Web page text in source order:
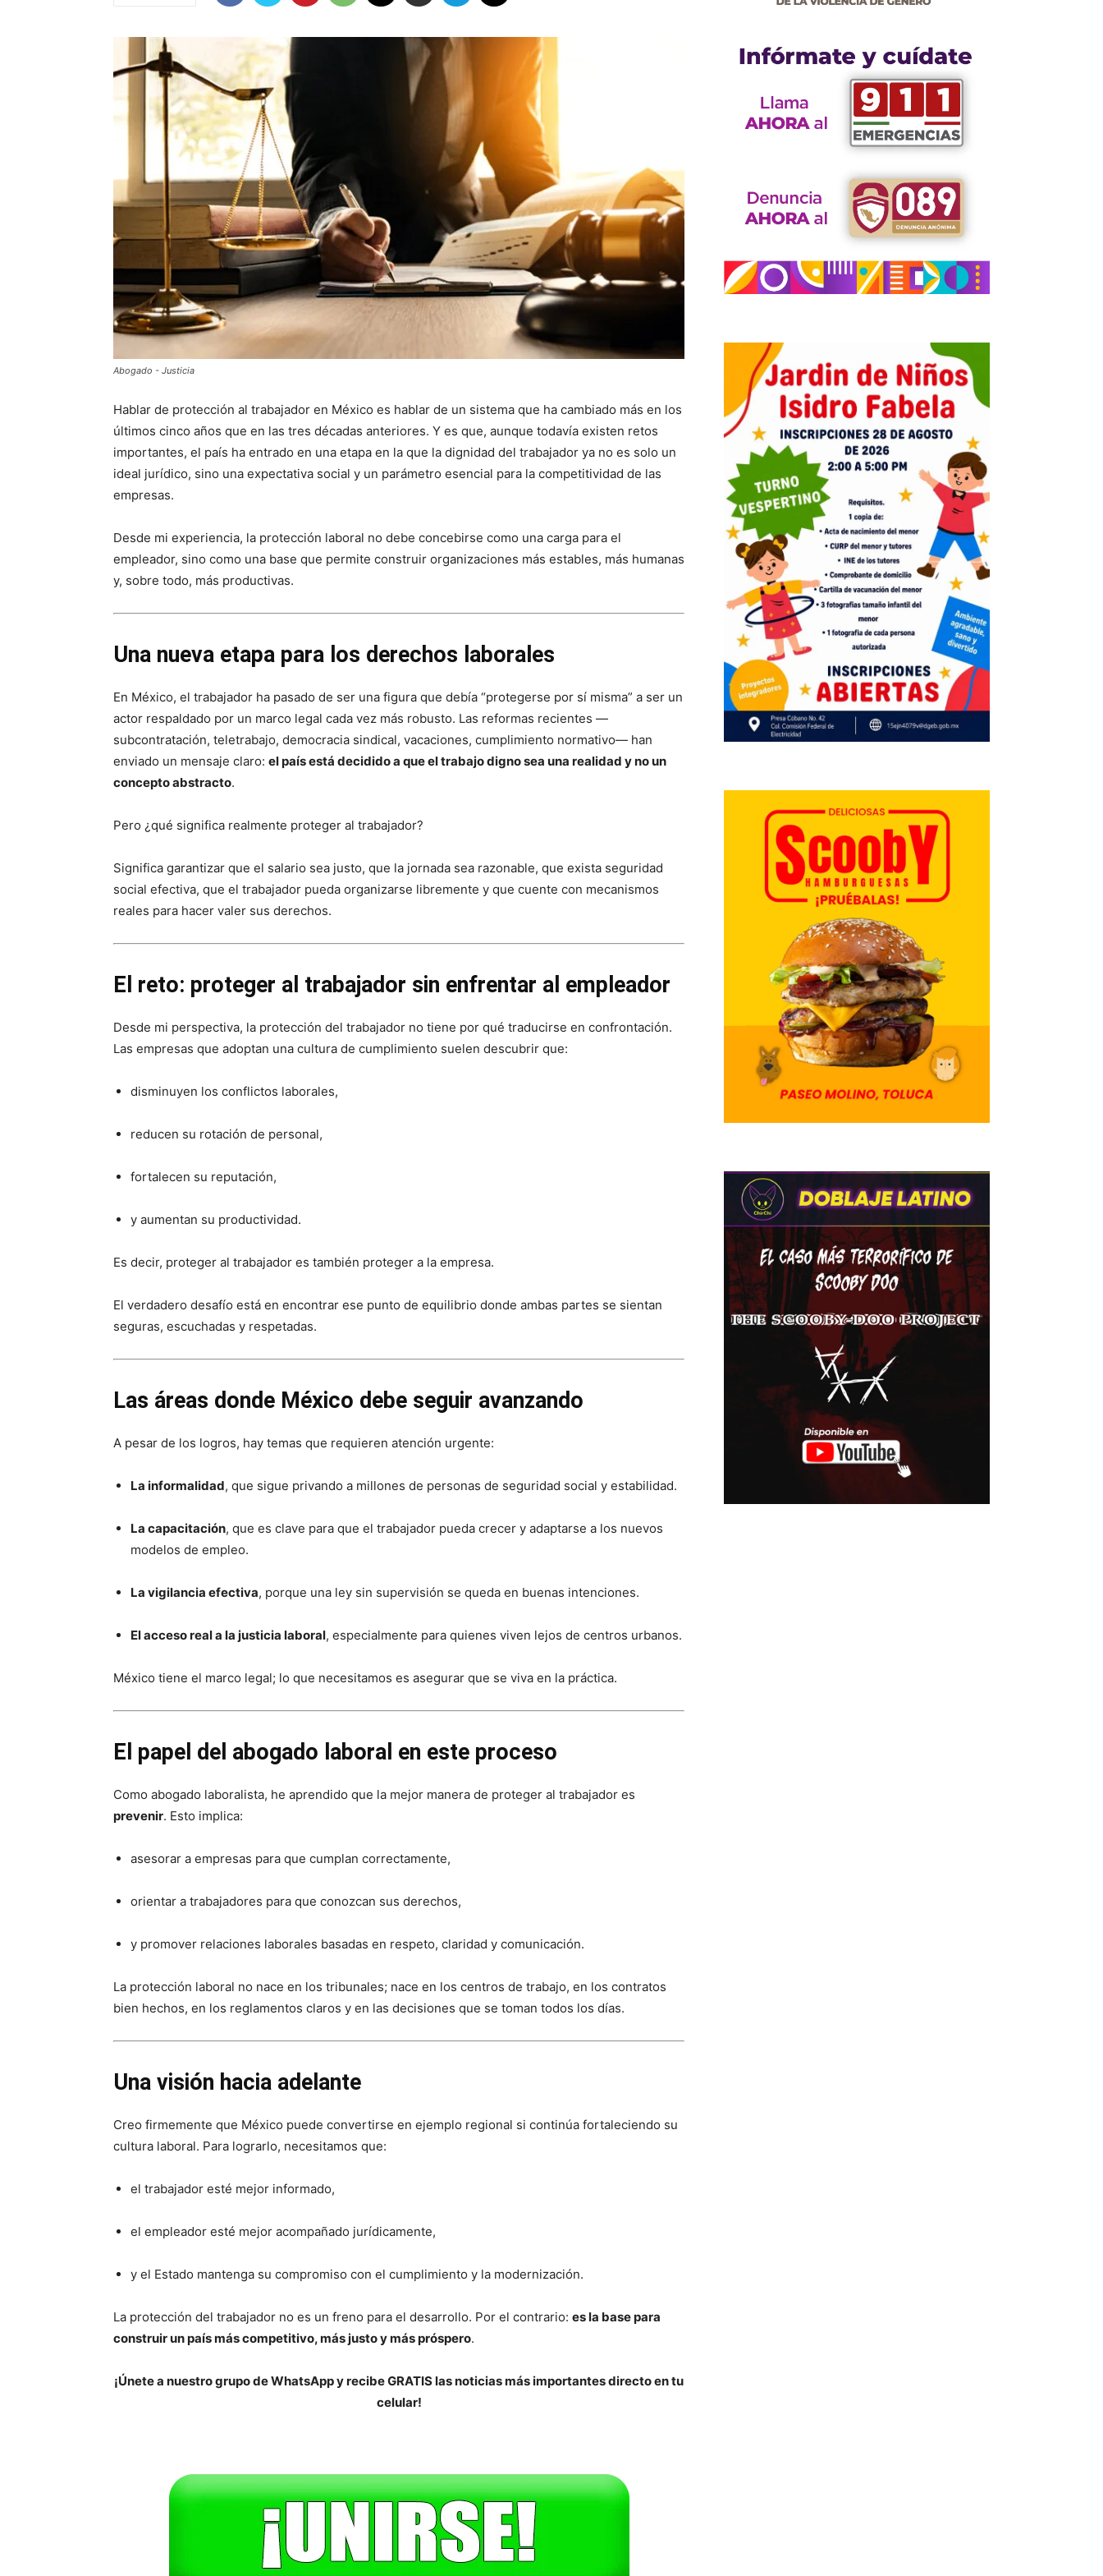
Abogado - Justicia
Hablar de protección al trabajador en México es hablar de un sistema que ha cambiado más en los
últimos cinco años que en las tres décadas anteriores. Y es que, aunque todavía existen retos
importantes, el país ha entrado en una etapa en la que la dignidad del trabajador ya no es solo un
ideal jurídico, sino una expectativa social y un parámetro esencial para la competitividad de las
empresas.
Desde mi experiencia, la protección laboral no debe concebirse como una carga para el
empleador, sino como una base que permite construir organizaciones más estables, más humanas
y, sobre todo, más productivas.
Una nueva etapa para los derechos laborales
En México, el trabajador ha pasado de ser una figura que debía “protegerse por sí misma” a ser un
actor respaldado por un marco legal cada vez más robusto. Las reformas recientes —
subcontratación, teletrabajo, democracia sindical, vacaciones, cumplimiento normativo— han
enviado un mensaje claro: el país está decidido a que el trabajo digno sea una realidad y no un
concepto abstracto.
Pero ¿qué significa realmente proteger al trabajador?
Significa garantizar que el salario sea justo, que la jornada sea razonable, que exista seguridad
social efectiva, que el trabajador pueda organizarse libremente y que cuente con mecanismos
reales para hacer valer sus derechos.
El reto: proteger al trabajador sin enfrentar al empleador
Desde mi perspectiva, la protección del trabajador no tiene por qué traducirse en confrontación.
Las empresas que adoptan una cultura de cumplimiento suelen descubrir que:
disminuyen los conflictos laborales,
reducen su rotación de personal,
fortalecen su reputación,
y aumentan su productividad.
Es decir, proteger al trabajador es también proteger a la empresa.
El verdadero desafío está en encontrar ese punto de equilibrio donde ambas partes se sientan
seguras, escuchadas y respetadas.
Las áreas donde México debe seguir avanzando
A pesar de los logros, hay temas que requieren atención urgente:
La informalidad, que sigue privando a millones de personas de seguridad social y estabilidad.
La capacitación, que es clave para que el trabajador pueda crecer y adaptarse a los nuevos
modelos de empleo.
La vigilancia efectiva, porque una ley sin supervisión se queda en buenas intenciones.
El acceso real a la justicia laboral, especialmente para quienes viven lejos de centros urbanos.
México tiene el marco legal; lo que necesitamos es asegurar que se viva en la práctica.
El papel del abogado laboral en este proceso
Como abogado laboralista, he aprendido que la mejor manera de proteger al trabajador es
prevenir. Esto implica:
asesorar a empresas para que cumplan correctamente,
orientar a trabajadores para que conozcan sus derechos,
y promover relaciones laborales basadas en respeto, claridad y comunicación.
La protección laboral no nace en los tribunales; nace en los centros de trabajo, en los contratos
bien hechos, en los reglamentos claros y en las decisiones que se toman todos los días.
Una visión hacia adelante
Creo firmemente que México puede convertirse en ejemplo regional si continúa fortaleciendo su
cultura laboral. Para lograrlo, necesitamos que:
el trabajador esté mejor informado,
el empleador esté mejor acompañado jurídicamente,
y el Estado mantenga su compromiso con el cumplimiento y la modernización.
La protección del trabajador no es un freno para el desarrollo. Por el contrario: es la base para
construir un país más competitivo, más justo y más próspero.
¡Únete a nuestro grupo de WhatsApp y recibe GRATIS las noticias más importantes directo en tu
celular!